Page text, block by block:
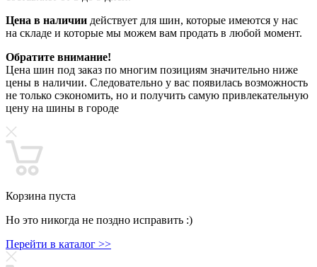
Цена в наличии действует для шин, которые имеются у нас
на складе и которые мы можем вам продать в любой момент.
Обратите внимание!
Цена шин под заказ по многим позициям значительно ниже
цены в наличии. Следовательно у вас появилась возможность
не только сэкономить, но и получить самую привлекательную
цену на шины в городе
Корзина пуста
Но это никогда не поздно исправить :)
Перейти в каталог >>